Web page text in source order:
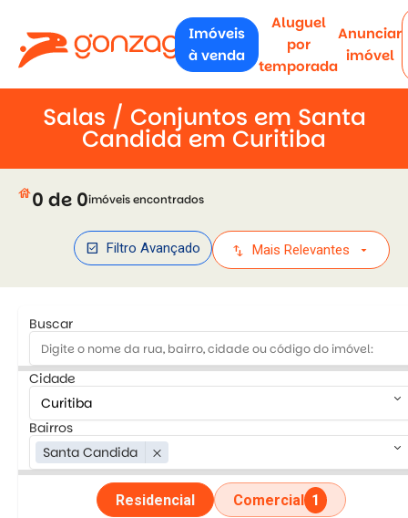
Imóveis
à venda
Aluguel
por
temporada
Anunciar
imóvel
Salas / Conjuntos em Santa
Candida em Curitiba
house0 de 0imóveis encontrados
check_box Filtro Avançado swap_vert Mais Relevantes arrow_drop_down
Buscar
Cidade
keyboard_arrow_down
Bairros
Santa Candida
close keyboard_arrow_down
Residencial Comercial 1